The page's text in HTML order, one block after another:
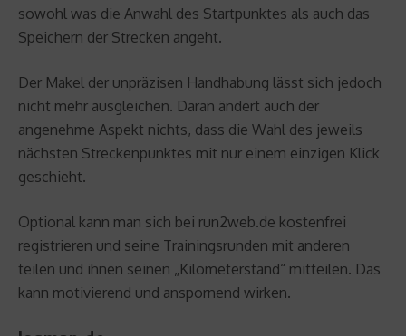
sowohl was die Anwahl des Startpunktes als auch das
Speichern der Strecken angeht.
Der Makel der unpräzisen Handhabung lässt sich jedoch
nicht mehr ausgleichen. Daran ändert auch der
angenehme Aspekt nichts, dass die Wahl des jeweils
nächsten Streckenpunktes mit nur einem einzigen Klick
geschieht.
Optional kann man sich bei run2web.de kostenfrei
registrieren und seine Trainingsrunden mit anderen
teilen und ihnen seinen „Kilometerstand“ mitteilen. Das
kann motivierend und anspornend wirken.